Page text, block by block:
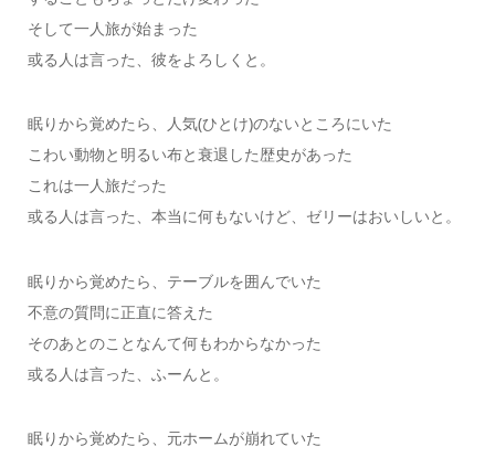
そして一人旅が始まった
或る人は言った、彼をよろしくと。
眠りから覚めたら、人気(ひとけ)のないところにいた
こわい動物と明るい布と衰退した歴史があった
これは一人旅だった
或る人は言った、本当に何もないけど、ゼリーはおいしいと。
眠りから覚めたら、テーブルを囲んでいた
不意の質問に正直に答えた
そのあとのことなんて何もわからなかった
或る人は言った、ふーんと。
眠りから覚めたら、元ホームが崩れていた